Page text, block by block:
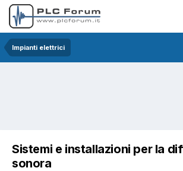
Impianti elettrici
Sistemi e installazioni per la
sonora